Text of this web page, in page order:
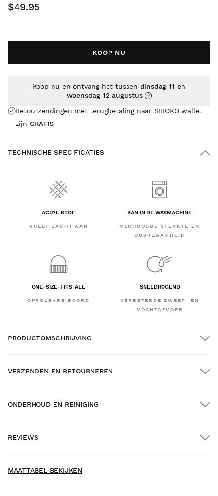
$49.95
KOOP NU
Retourzendingen met terugbetaling naar SIROKO wallet
zijn GRATIS
Koop nu en ontvang het tussen dinsdag 11 en
woensdag 12 augustus
TECHNISCHE SPECIFICATIES
ACRYL STOF
VOELT ZACHT AAN
KAN IN DE WASMACHINE
VERHOOGDE STERKTE EN
DUURZAAMHEID
ONE-SIZE-FITS-ALL
OPROLBARE BOORD
SNELDROGEND
VERBETERDE ZWEET- EN
VOCHTAFVOER
PRODUCTOMSCHRIJVING
VERZENDEN EN RETOURNEREN
Thuisbezorging
ONDERHOUD EN REINIGING
REVIEWS
Gebaseerd op 43 reviews
MAATTABEL BEKIJKEN